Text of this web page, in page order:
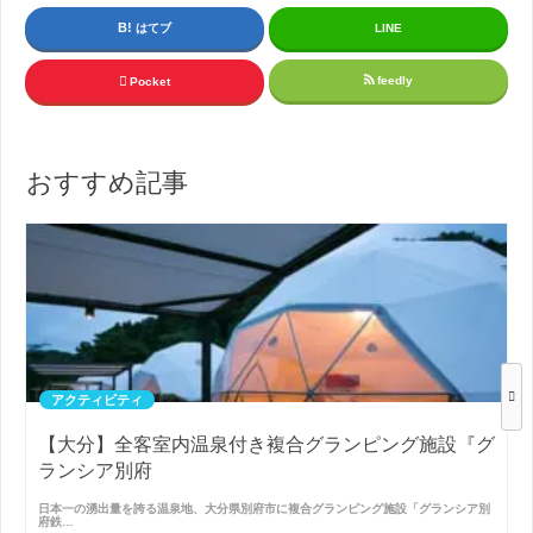
はてブ LINE
Pocket feedly
おすすめ記事
アクティビティ
【大分】全客室内温泉付き複合グランピング施設『グ
ランシア別府
日本一の湧出量を誇る温泉地、大分県別府市に複合グランピング施設「グランシア別
府鉄…